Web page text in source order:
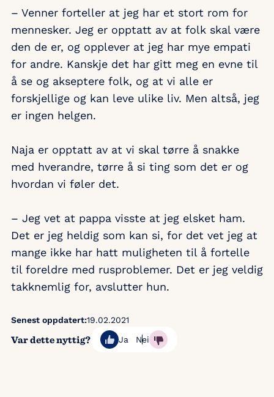
– Venner forteller at jeg har et stort rom for
mennesker. Jeg er opptatt av at folk skal være
den de er, og opplever at jeg har mye empati
for andre. Kanskje det har gitt meg en evne til
å se og akseptere folk, og at vi alle er
forskjellige og kan leve ulike liv. Men altså, jeg
er ingen helgen.
Naja er opptatt av at vi skal tørre å snakke
med hverandre, tørre å si ting som det er og
hvordan vi føler det.
– Jeg vet at pappa visste at jeg elsket ham.
Det er jeg heldig som kan si, for det vet jeg at
mange ikke har hatt muligheten til å fortelle
til foreldre med rusproblemer. Det er jeg veldig
takknemlig for, avslutter hun.
Var dette nyttig? Ja Nei
Senest oppdatert:19.02.2021